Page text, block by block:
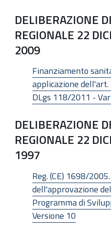
DELIBERAZIONE
REGIONALE 22
2009
Finanziamento
applicazione
DLgs 118/2011 -
DELIBERAZIONE
REGIONALE 22
1997
Reg. (CE) 1698/
dell'approvazione
Programma di
Versione 10